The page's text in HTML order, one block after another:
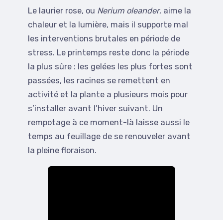
Le laurier rose, ou Nerium oleander, aime la
chaleur et la lumière, mais il supporte mal
les interventions brutales en période de
stress. Le printemps reste donc la période
la plus sûre : les gelées les plus fortes sont
passées, les racines se remettent en
activité et la plante a plusieurs mois pour
s’installer avant l’hiver suivant. Un
rempotage à ce moment-là laisse aussi le
temps au feuillage de se renouveler avant
la pleine floraison.